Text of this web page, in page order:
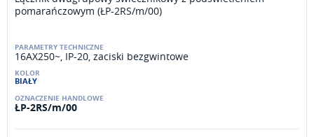
pomarańczowym (ŁP-2RS/m/00)
16AX250~, IP-20, zaciski bezgwintowe
BIAŁY
ŁP-2RS/m/00